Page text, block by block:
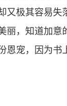
又极其容易
丽，知道加意
恩宠，因为